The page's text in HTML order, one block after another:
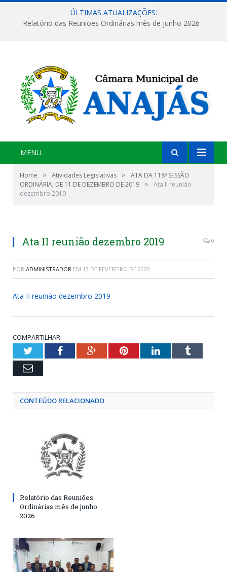
ÚLTIMAS ATUALIZAÇÕES:
Relatório das Reuniões Ordinárias mês de junho 2026
MENU
Home » Atividades Legislativas »
ATA DA 118ª SESSÃO
ORDINÁRIA, DE 11 DE DEZEMBRO DE 2019 »
Ata II reunião
dezembro 2019
Ata II reunião dezembro 2019 0
POR ADMINISTRADOR EM 13 DE FEVEREIRO DE 2020
Ata II reunião dezembro 2019
COMPARTILHAR:
TwitterFacebookGoogle+PinterestLinkedInTumblr
Email
CONTEÚDO RELACIONADO
Relatório das Reuniões
Ordinárias mês de junho
2026